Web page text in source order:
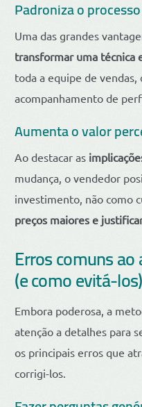
Padroniza o
Uma das grandes
transformar uma técnica
toda a equipe de
acompanhamento de
Aumenta o valor
Ao destacar as
mudança, o vendedor
investimento, não como
preços maiores e
Erros comuns
(e como evitá-los)
Embora poderosa, a
atenção a detalhes para
os principais erros que
corrigi-los.